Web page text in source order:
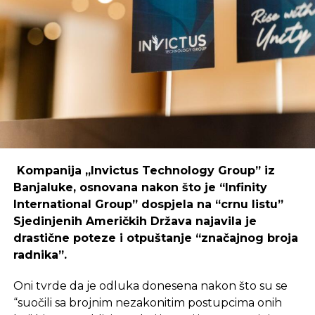
Primjer mostarskog CodeHuba pokazuje da
coworking prostori mogu uspješno djelovati i u
regijama koje nisu urbani centri, ali zahtijeva
podršku i ulaganja koja će omogućiti dugoročnu
održivost ovakvih inicijativa.
Ulaganje u coworking prostor u Čapljini moglo bi
postati ključan korak prema stvaranju napredne
poslovne klime, privlačenju novih profesionalaca te
nove projekte i lokalnu ekonomiju.
Kompanija „Invictus Technology Group” iz
Banjaluke, osnovana nakon što je “Infinity
International Group” dospjela na “crnu listu”
Sjedinjenih Američkih Država najavila je
drastične poteze i otpuštanje “značajnog broja
radnika”.
Oni tvrde da je odluka donesena nakon što su se
“suočili sa brojnim nezakonitim postupcima onih